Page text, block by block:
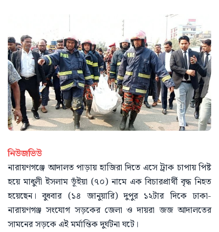
নিউজভিউ
নারায়ণগঞ্জে আদালত পাড়ায় হাজিরা দিতে এসে ট্রাক চাপায় পিষ্ট
হয়ে মাধুলী ইসলাম ভূঁইয়া (৭০) নামে এক বিচারপ্রার্থী বৃদ্ধ নিহত
হয়েছেন। বুধবার (১৪ জানুয়ারি) দুপুর ১২টার দিকে ঢাকা-
নারায়ণগঞ্জ সংযোগ সড়কের জেলা ও দায়রা জজ আদালতের
সামনের সড়কে এই মর্মান্তিক দুর্ঘটনা ঘটে।